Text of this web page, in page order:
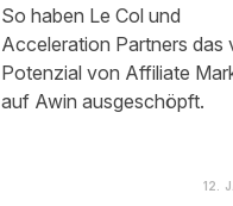
So haben Le Col und
Acceleration Partners das
Potenzial von Affiliate
auf Awin ausgeschöpft.
12.